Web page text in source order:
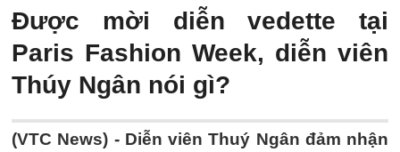
Được mời diễn vedette tại
Paris Fashion Week, diễn viên
Thúy Ngân nói gì?
(VTC News) - Diễn viên Thuý Ngân đảm nhận